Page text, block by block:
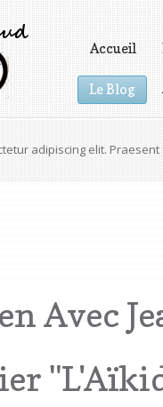
Accueil
Le Blog
adipiscing elit.
scelerisque volutpat
Avec